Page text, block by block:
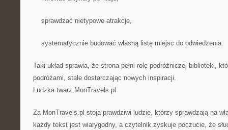
sprawdzać nietypowe atrakcje,
systematycznie budować własną listę miejsc do odwiedzenia.
Taki układ sprawia, że strona pełni rolę podróżniczej biblioteki,
podróżami, stale dostarczając nowych inspiracji.
Ludzka twarz MonTravels.pl
Za MonTravels.pl stoją prawdziwi ludzie, którzy sprawdzają na
każdy tekst jest wiarygodny, a czytelnik zyskuje poczucie, że